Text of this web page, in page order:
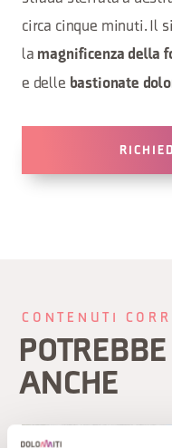
circa cinque minuti. Il
la magnificenza della
e delle bastionate
CONTENUTI
ANCHE